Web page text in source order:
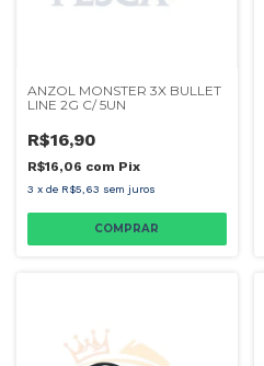
ANZOL MONSTER 3X BULLET
LINE 2G C/ 5UN
R$16,90
R$16,06 com Pix
3 x de R$5,63 sem juros